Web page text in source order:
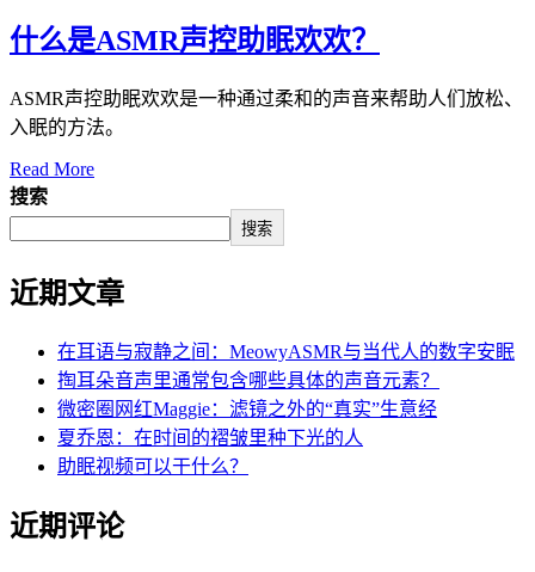
什么是ASMR声控助眠欢欢？
ASMR声控助眠欢欢是一种通过柔和的声音来帮助人们放松、
入眠的方法。
Read More
搜索
搜索
近期文章
在耳语与寂静之间：MeowyASMR与当代人的数字安眠
掏耳朵音声里通常包含哪些具体的声音元素？
微密圈网红Maggie：滤镜之外的“真实”生意经
夏乔恩：在时间的褶皱里种下光的人
助眠视频可以干什么？
近期评论